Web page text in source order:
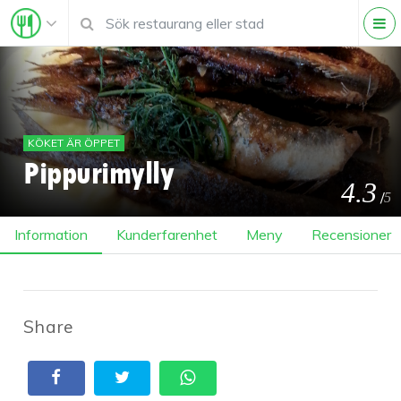
KÖKET ÄR ÖPPET
Pippurimylly 4.3 /5
Information Kunderfarenhet Meny Recensioner
Share